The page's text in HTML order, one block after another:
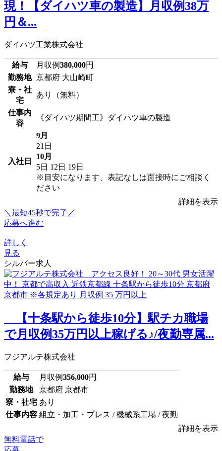
現！【ダイハツ車の製造】月収例38万
円＆...
ダイハツ工業株式会社
給与 月収例380,000円
勤務地 京都府 大山崎町
寮・社
宅
あり（無料）
仕事内
容
《ダイハツ期間工》ダイハツ車の製造
入社日
9月
21日
10月
5日 12日 19日
※目安になります、表記なしは面接時にご相談く
ださい
詳細を表示
＼最短45秒で完了／
応募へ進む
詳しく
見る
シルバー求人
【十条駅から徒歩10分】駅チカ職場
で月収例35万円以上稼げる♪/夜勤専属...
フジアルテ株式会社
給与 月収例356,000円
勤務地
京都府 京都市
寮・社宅 あり
仕事内容 組立・加工・プレス / 機械系工場 / 夜勤
詳細を表示
無料電話で